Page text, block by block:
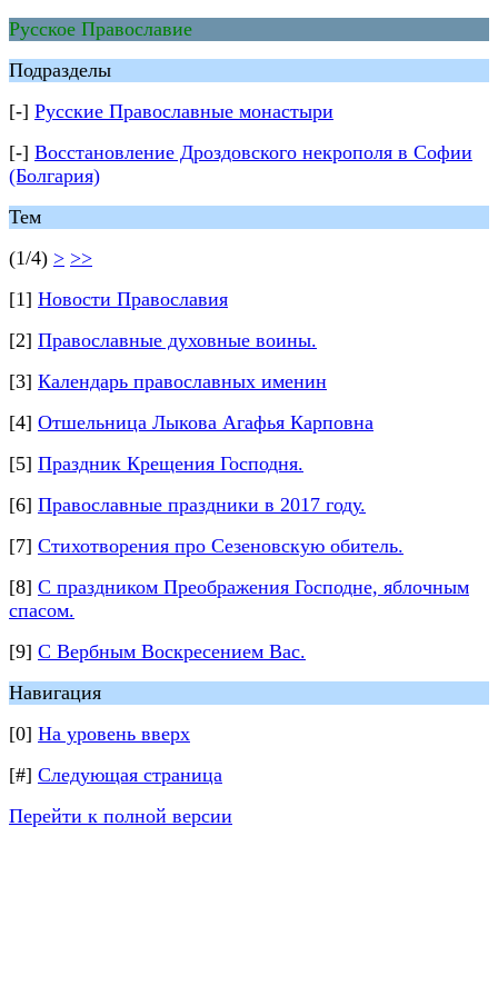
Русское Православие
Подразделы
[-] Русские Православные монастыри
[-] Восстановление Дроздовского некрополя в Софии
(Болгария)
Тем
(1/4) > >>
[1] Новости Православия
[2] Православные духовные воины.
[3] Календарь православных именин
[4] Отшельница Лыкова Агафья Карповна
[5] Праздник Крещения Господня.
[6] Православные праздники в 2017 году.
[7] Cтихотворения про Сезеновскую обитель.
[8] С праздником Преображения Господне, яблочным
спасом.
[9] С Вербным Воскресением Вас.
Навигация
[0] На уровень вверх
[#] Следующая страница
Перейти к полной версии